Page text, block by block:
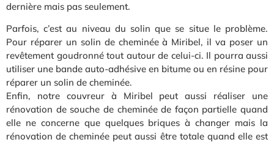
dernière mais pas seulement.
Parfois, c’est au niveau du solin que se situe le problème.
Pour réparer un solin de cheminée à Miribel, il va poser un
revêtement goudronné tout autour de celui-ci. Il pourra aussi
utiliser une bande auto-adhésive en bitume ou en résine pour
réparer un solin de cheminée.
Enfin, notre couvreur à Miribel peut aussi réaliser une
rénovation de souche de cheminée de façon partielle quand
elle ne concerne que quelques briques à changer mais la
rénovation de cheminée peut aussi être totale quand elle est